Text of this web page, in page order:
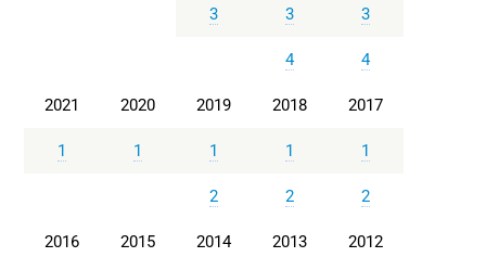
3 3
4
3
4
2021
1
2020
1
2019
1
2
2018
1
2
2017
1
2
2016 2015 2014 2013 2012